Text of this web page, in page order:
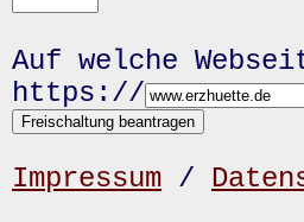
Auf welche
https://
Impressum /